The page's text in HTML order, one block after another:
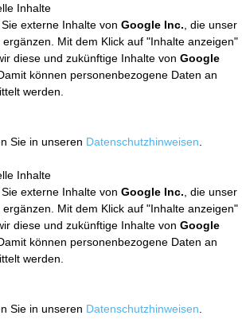
Inhalte
externe Inhalte von Google Inc. , die unser
Mit dem Klick auf "Inhalte anzeigen"
diese und zukünftige Inhalte von Google
können personenbezogene Daten an
werden.
Sie in unseren Datenschutzhinweisen
Inhalte
externe Inhalte von Google Inc. , die unser
Mit dem Klick auf "Inhalte anzeigen"
diese und zukünftige Inhalte von Google
können personenbezogene Daten an
werden.
Sie in unseren Datenschutzhinweisen